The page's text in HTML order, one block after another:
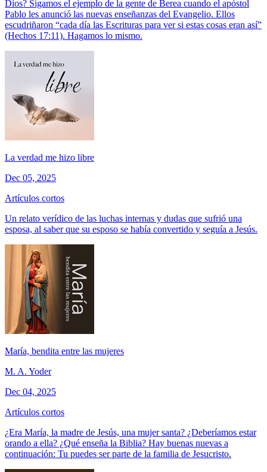
Dios? Sigamos el ejemplo de la gente de Berea cuando el apóstol
Pablo les anunció las nuevas enseñanzas del Evangelio. Ellos
escudriñaron “cada día las Escrituras para ver si estas cosas eran así”
(Hechos 17:11). Hagamos lo mismo.
La verdad me hizo libre
Dec 05, 2025
Artículos cortos
Un relato verídico de las luchas internas y dudas que sufrió una
esposa, al saber que su esposo se había convertido y seguía a Jesús.
María, bendita entre las mujeres
M. A. Yoder
Dec 04, 2025
Artículos cortos
¿Era María, la madre de Jesús, una mujer santa? ¿Deberíamos estar
orando a ella? ¿Qué enseña la Biblia? Hay buenas nuevas a
continuación: Tu puedes ser parte de la familia de Jesucristo.